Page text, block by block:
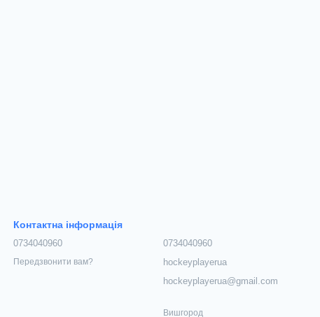
Контактна інформація
0734040960
Передзвонити вам?
0734040960
hockeyplayerua
hockeyplayerua@gmail.com
Вишгород